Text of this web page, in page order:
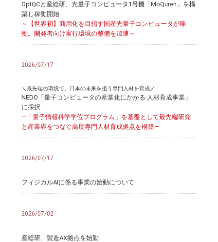
OptQCと産総研、光量子コンピュータ1号機「MoQuren」を構
築し稼働開始
～【世界初】商用化を目指す国産光量子コンピュータが稼
働。開発者向け実行環境の整備を加速～
2026/07/17
＼最先端の環境で、日本の未来を担う専門人材を育成／
NEDO「量子コンピュータの産業化にかかる 人材育成事業」
に採択
―「量子情報科学学位プログラム」を基盤として最先端研究
と産業界をつなぐ高度専門人材育成拠点を構築―
2026/07/17
フィジカルAIに係る事業の始動について
2026/07/02
産総研、製造AX拠点を始動